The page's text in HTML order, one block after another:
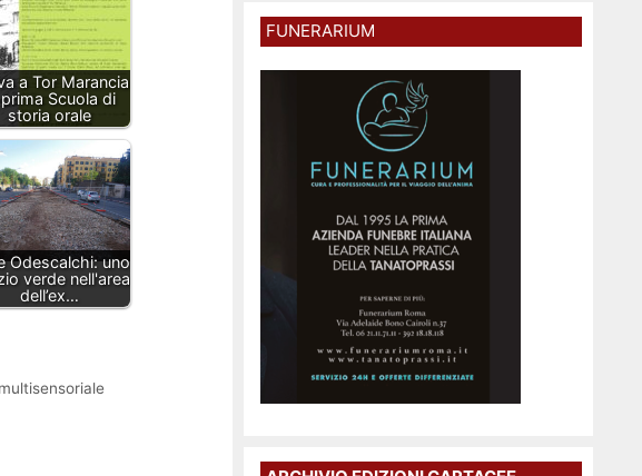
a Tor Marancia
Scuola di
storia orale
Odescalchi: uno
verde nell'area
dell’ex…
FUNERARIUM